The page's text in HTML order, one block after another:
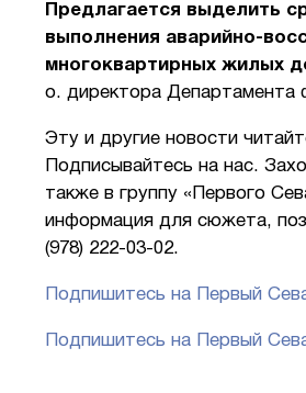
Предлагается выделить
выполнения аварийно-
многоквартирных жилых
о. директора Департамента
Эту и другие новости
Подписывайтесь на нас.
также в группу «Первого
информация для сюжета,
(978) 222-03-02.
Подпишитесь на Первый
Подпишитесь на Первый